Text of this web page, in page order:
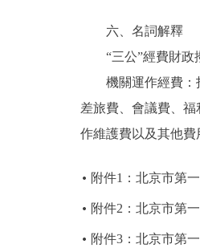
六、名詞解釋
“三公”經費財政撥
機關運作經費：指
差旅費、會議費、
作維護費以及其他費
附件1：北京市第
附件2：北京市第
附件3：北京市第